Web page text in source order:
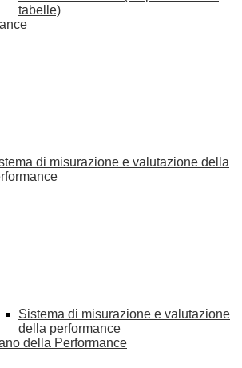
tabelle)
di misurazione e valutazione della
Sistema di misurazione e valutazione
della performance
della Performance